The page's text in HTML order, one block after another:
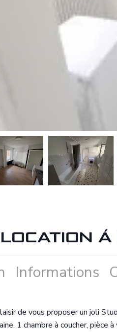
Á
Informations
de vous proposer un joli
1 chambre à coucher, pièce